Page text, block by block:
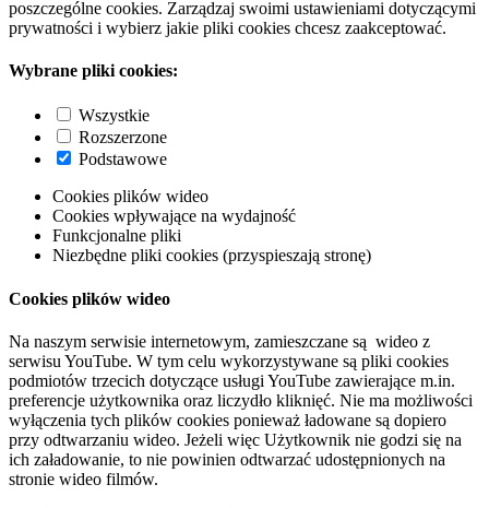
poszczególne cookies. Zarządzaj swoimi ustawieniami dotyczącymi
prywatności i wybierz jakie pliki cookies chcesz zaakceptować.
Wybrane pliki cookies:
Wszystkie
Rozszerzone
Podstawowe
Cookies plików wideo
Cookies wpływające na wydajność
Funkcjonalne pliki
Niezbędne pliki cookies (przyspieszają stronę)
Cookies plików wideo
Na naszym serwisie internetowym, zamieszczane są wideo z
serwisu YouTube. W tym celu wykorzystywane są pliki cookies
podmiotów trzecich dotyczące usługi YouTube zawierające m.in.
preferencje użytkownika oraz liczydło kliknięć. Nie ma możliwości
wyłączenia tych plików cookies ponieważ ładowane są dopiero
przy odtwarzaniu wideo. Jeżeli więc Użytkownik nie godzi się na
ich załadowanie, to nie powinien odtwarzać udostępnionych na
stronie wideo filmów.